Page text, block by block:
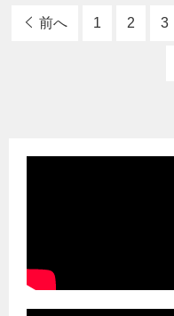
前へ 1 2 3